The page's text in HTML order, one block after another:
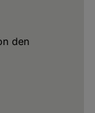
den